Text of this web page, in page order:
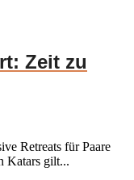
Zeit zu
Retreats für Paare
Katars gilt...